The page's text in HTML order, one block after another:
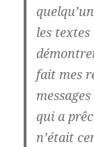
les
fait mes
qui a
n’était